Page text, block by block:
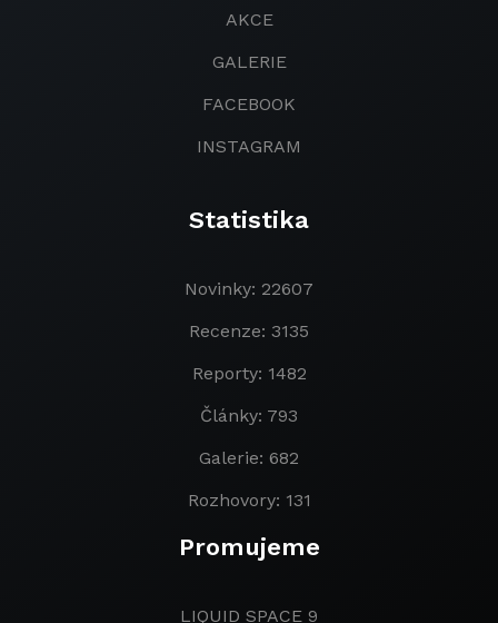
AKCE
GALERIE
FACEBOOK
INSTAGRAM
Statistika
Novinky: 22607
Recenze: 3135
Reporty: 1482
Články: 793
Galerie: 682
Rozhovory: 131
Promujeme
LIQUID SPACE 9